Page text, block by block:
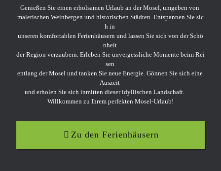
Genießen Sie einen erholsamen Urlaub an der Mosel, umgeben von
malerischen Weinbergen und historischen Städten. Entspannen Sie sic
h in
unseren komfortablen Ferienhäusern und lassen Sie sich von der Schö
nheit
der Region verzaubern. Erleben Sie unvergessliche Momente beim Rei
sen
entlang der Mosel und tanken Sie neue Energie. Gönnen Sie sich eine
Auszeit
und erholen Sie sich inmitten dieser idyllischen Landschaft.
Willkommen zu Ihrem perfekten Mosel-Urlaub!
Zu den Ferienhäusern